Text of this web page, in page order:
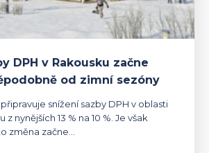
DPH v Rakousku začne
od zimní sezóny
snížení sazby DPH v oblasti
nynějších 13 % na 10 %. Je však
změna začne…